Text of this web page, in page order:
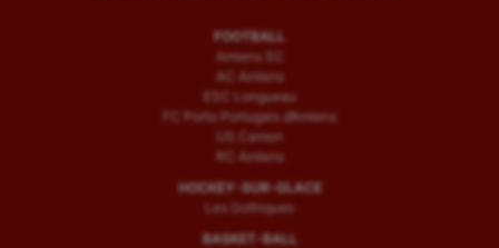
FOOTBALL
Amiens SC
AC Amiens
ESC Longueau
FC Porto Portugais d’Amiens
US Camon
RC Amiens
HOCKEY-SUR-GLACE
Les Gothiques
BASKET-BALL